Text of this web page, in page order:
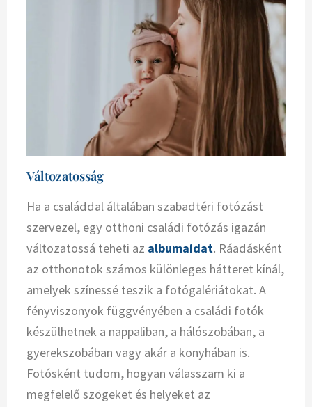
Változatosság
Ha a családdal általában szabadtéri fotózást
szervezel, egy otthoni családi fotózás igazán
változatossá teheti az albumaidat. Ráadásként
az otthonotok számos különleges hátteret kínál,
amelyek színessé teszik a fotógalériátokat. A
fényviszonyok függvényében a családi fotók
készülhetnek a nappaliban, a hálószobában, a
gyerekszobában vagy akár a konyhában is.
Fotósként tudom, hogyan válasszam ki a
megfelelő szögeket és helyeket az